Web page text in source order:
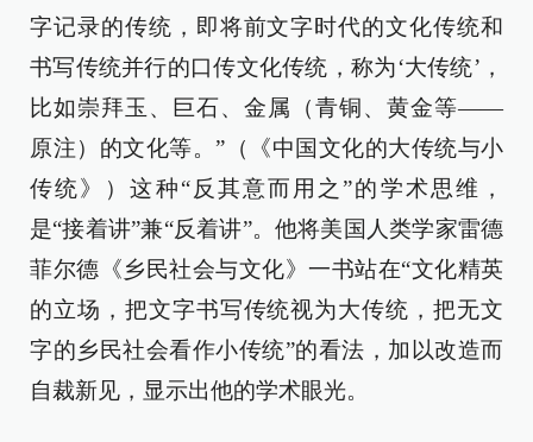
字记录的传统，即将前文字时代的文化传统和
书写传统并行的口传文化传统，称为‘大传统’，
比如崇拜玉、巨石、金属（青铜、黄金等——
原注）的文化等。”（《中国文化的大传统与小
传统》）这种“反其意而用之”的学术思维，
是“接着讲”兼“反着讲”。他将美国人类学家雷德
菲尔德《乡民社会与文化》一书站在“文化精英
的立场，把文字书写传统视为大传统，把无文
字的乡民社会看作小传统”的看法，加以改造而
自裁新见，显示出他的学术眼光。